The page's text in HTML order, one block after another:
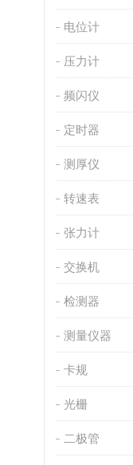
电位计
压力计
频闪仪
定时器
测厚仪
转速表
张力计
交换机
检测器
测量仪器
卡规
光栅
二极管